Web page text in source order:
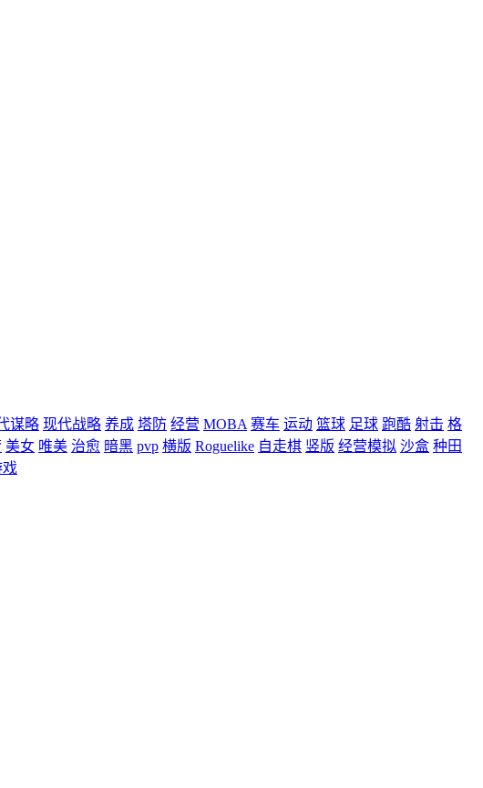
谋略 现代战略 养成 塔防 经营 MOBA 赛车 运动 篮球 足球 跑酷 射击 格
美女 唯美 治愈 暗黑 pvp 横版 Roguelike 自走棋 竖版 经营模拟 沙盒 种田
戏